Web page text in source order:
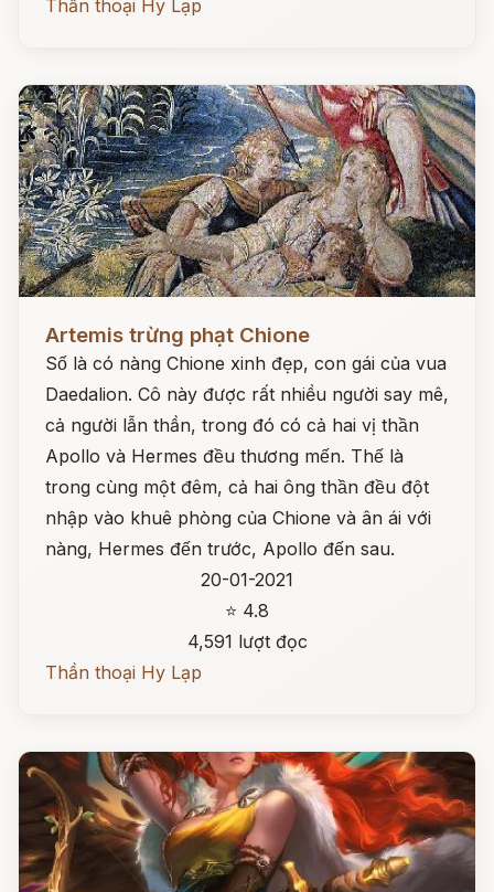
Thần thoại Hy Lạp
Artemis trừng phạt Chione
Số là có nàng Chione xinh đẹp, con gái của vua
Daedalion. Cô này được rất nhiều người say mê,
cả người lẫn thần, trong đó có cả hai vị thần
Apollo và Hermes đều thương mến. Thế là
trong cùng một đêm, cả hai ông thần đều đột
nhập vào khuê phòng của Chione và ân ái với
nàng, Hermes đến trước, Apollo đến sau.
20-01-2021
⭐ 4.8
4,591 lượt đọc
Thần thoại Hy Lạp